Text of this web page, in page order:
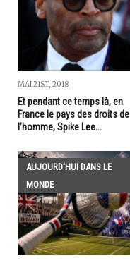
MAI 21ST, 2018
Et pendant ce temps là, en
France le pays des droits de
l’homme, Spike Lee...
AUJOURD'HUI DANS LE
MONDE